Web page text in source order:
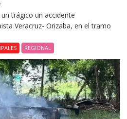
trágico un accidente
Veracruz- Orizaba, en el tramo
REGIONAL